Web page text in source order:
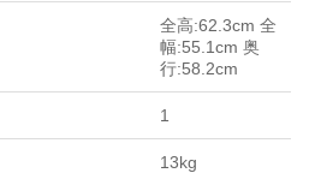
全高:62.3cm 全
幅:55.1cm 奥
行:58.2cm
1
13kg